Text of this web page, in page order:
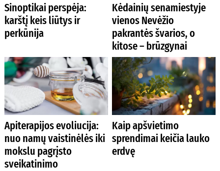
Sinoptikai perspėja:
karštį keis liūtys ir
perkūnija
Kėdainių senamiestyje
vienos Nevėžio
pakrantės švarios, o
kitose – brūzgynai
Apiterapijos evoliucija:
nuo namų vaistinėlės iki
mokslu pagrįsto
sveikatinimo
Kaip apšvietimo
sprendimai keičia lauko
erdvę